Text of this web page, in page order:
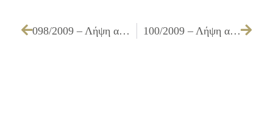
098/2009 – Λήψη απόφασης για εκχώρηση από τον Ο.Τ.Ε. ειδικού αριθμού κλήσης για την εξυπηρέτηση των Δημοτών 100/2009 – Λήψη απόφασης για τον καθορισμό θέσεων πρακτικής άσκησης σπουδαστών Τ.Ε.Ι.